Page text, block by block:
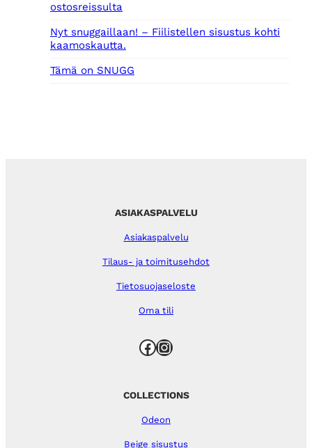
ostosreissulta
Nyt snuggaillaan! – Fiilistellen sisustus kohti
kaamoskautta.
Tämä on SNUGG
ASIAKASPALVELU
Asiakaspalvelu
Tilaus- ja toimitusehdot
Tietosuojaseloste
Oma tili
Facebook Instagram
COLLECTIONS
Odeon
Beige sisustus